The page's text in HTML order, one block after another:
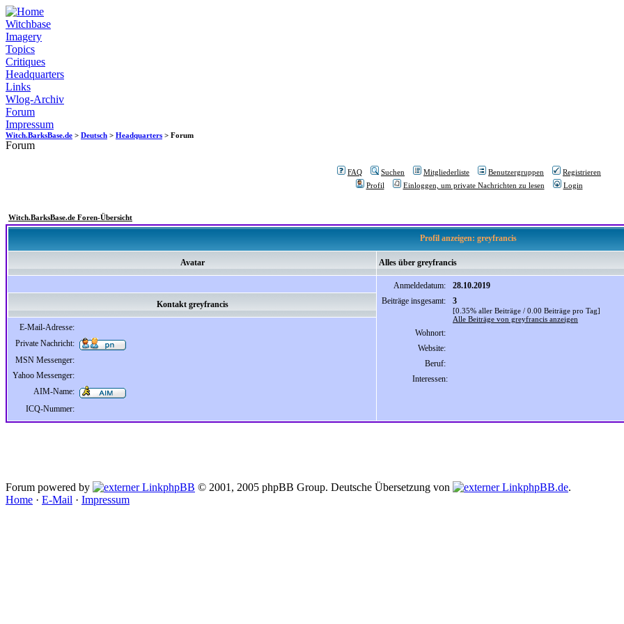
Witchbase
Imagery
Topics
Critiques
Headquarters
Links
Wlog-Archiv
Forum
Impressum
Witch.BarksBase.de > Deutsch > Headquarters > Forum
Forum
FAQ Suchen Mitgliederliste Benutzergruppen
Registrieren
Profil
Einloggen, um private Nachrichten zu lesen Login
Witch.BarksBase.de Foren-Übersicht
Profil anzeigen: greyfrancis
Avatar Alles über greyfrancis
Anmeldedatum:
28.10.2019
Beiträge insgesamt:
3
[0.35% aller Beiträge / 0.00 Beiträge pro Tag]
Alle Beiträge von greyfrancis anzeigen
Wohnort:
Website:
Beruf:
Interessen:
Kontakt greyfrancis
E-Mail-Adresse:
Private Nachricht:
MSN Messenger:
Yahoo Messenger:
AIM-Name:
ICQ-Nummer:
Forum powered by phpBB © 2001, 2005 phpBB Group. Deutsche Übersetzung von phpBB.de.
Home · E-Mail · Impressum